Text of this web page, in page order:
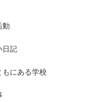
動
日記
もにある学校